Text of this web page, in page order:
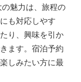
魅力は、旅程の
も対応しやす
り、興味を引か
ます。宿泊予約
しみたい方に最